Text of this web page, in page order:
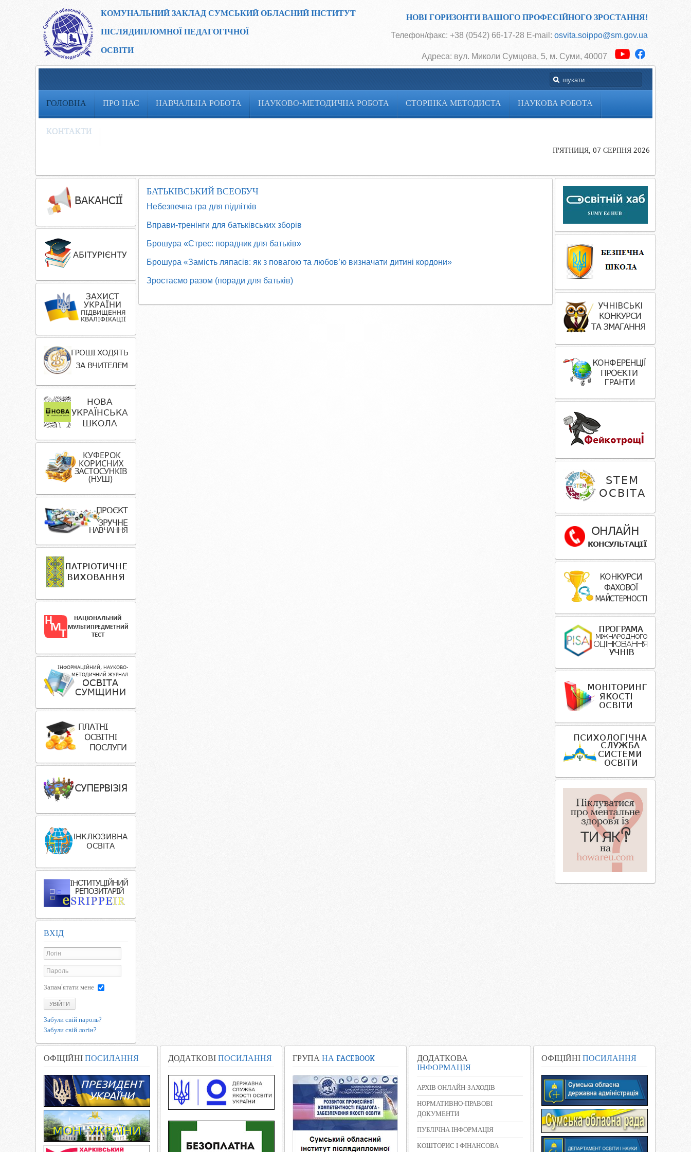
КОМУНАЛЬНИЙ ЗАКЛАД СУМСЬКИЙ ОБЛАСНИЙ ІНСТИТУТ
ПІСЛЯДИПЛОМНОЇ ПЕДАГОГІЧНОЇ
ОСВІТИ
НОВІ ГОРИЗОНТИ ВАШОГО ПРОФЕСІЙНОГО ЗРОСТАННЯ!
Телефон/факс: +38 (0542) 66-17-28 E-mail: osvita.soippo@sm.gov.ua
Адреса: вул. Миколи Сумцова, 5, м. Суми, 40007
ГОЛОВНА ПРО НАС НАВЧАЛЬНА РОБОТА НАУКОВО-МЕТОДИЧНА РОБОТА СТОРІНКА МЕТОДИСТА НАУКОВА РОБОТА
КОНТАКТИ
П'ЯТНИЦЯ, 07 СЕРПНЯ 2026
БАТЬКІВСЬКИЙ ВСЕОБУЧ
Небезпечна гра для підлітків
Вправи-тренінги для батьківських зборів
Брошура «Стрес: порадник для батьків»
Брошура «Замість ляпасів: як з повагою та любов’ю визначати дитині кордони»
Зростаємо разом (поради для батьків)
ВХІД
Запам'ятати мене
УВІЙТИ
Забули свій пароль?
Забули свій логін?
ОФІЦІЙНІ ПОСИЛАННЯ ДОДАТКОВІ ПОСИЛАННЯ ГРУПА НА FACEBOOK
ДОДАТКОВА
ІНФОРМАЦІЯ
АРХІВ ОНЛАЙН-ЗАХОДІВ
НОРМАТИВНО-ПРАВОВІ
ДОКУМЕНТИ
ПУБЛІЧНА ІНФОРМАЦІЯ
КОШТОРИС І ФІНАНСОВА
ОФІЦІЙНІ ПОСИЛАННЯ